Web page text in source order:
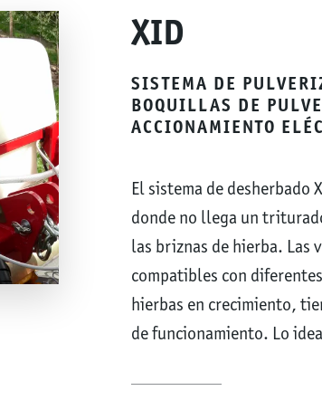
XID
SISTEMA DE
BOQUILLAS DE
ACCIONAMIENTO
El sistema de desherbado
donde no llega un
las briznas de hierba. Las
compatibles con
hierbas en crecimiento,
de funcionamiento. Lo